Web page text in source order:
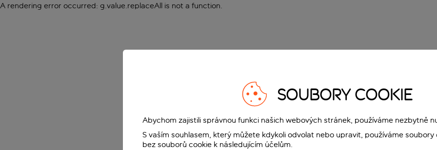
A rendering error occurred: g.value.replaceAll is not a function.
SOUBORY COOKIE
Abychom zajistili správnou funkci našich webových stránek, používáme nezbytně
S vaším souhlasem, který můžete kdykoli odvolat nebo upravit, používáme
bez souborů cookie k následujícím účelům.